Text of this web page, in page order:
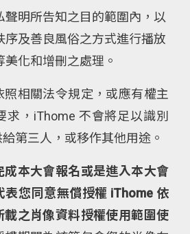
聲明所告知之目的範圍內，以
序及善良風俗之方式進行播放
美化和增刪之處理。
照相關法令規定，或應有權主
求，iThome 不會將足以識別
第三人，或移作其他用途。
成本大會報名或是進入本大會
表您同意無償授權 iThome 依
載之肖像資料授權使用範圍使